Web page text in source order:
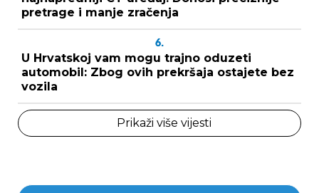
pretrage i manje zračenja
6.
U Hrvatskoj vam mogu trajno oduzeti
automobil: Zbog ovih prekršaja ostajete bez
vozila
Prikaži više vijesti